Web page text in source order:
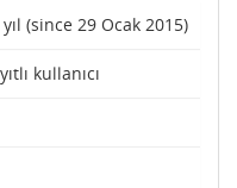
yıl (since 29 Ocak 2015)
kullanıcı